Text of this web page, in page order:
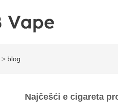
> blog
Najčešći e cigareta